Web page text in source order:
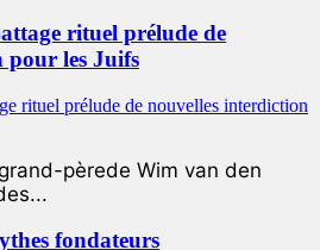
rituel prélude de
pour les Juifs
pèrede Wim van den
fondateurs